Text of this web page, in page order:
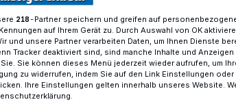
wieder
218-Partner speichern und greifen auf
auf Ihrem Gerät zu. Durch Auswahl von OK
und unsere Partner verarbeiten Daten, um Ihnen Dienste
Tracker deaktiviert sind, sind manche Inhalte und
Sie können dieses Menü jederzeit wieder aufrufen, um
zu widerrufen, indem Sie auf den Link Einstellungen
Ihre Einstellungen gelten innerhalb unseres Website.